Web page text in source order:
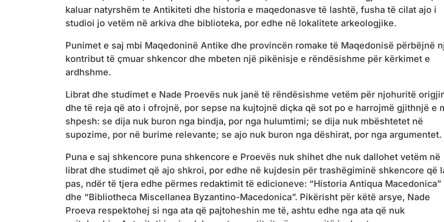
kaluar natyrshëm te Antikiteti dhe historia e maqedonasve të lashtë, fusha të cilat ajo i
studioi jo vetëm në arkiva dhe biblioteka, por edhe në lokalitete arkeologjike.
Punimet e saj mbi Maqedoninë Antike dhe provincën romake të Maqedonisë përbëjnë
kontribut të çmuar shkencor dhe mbeten një pikënisje e rëndësishme për kërkimet e
ardhshme.
Librat dhe studimet e Nade Proevës nuk janë të rëndësishme vetëm për njohuritë
dhe të reja që ato i ofrojnë, por sepse na kujtojnë diçka që sot po e harrojmë gjithnjë e
shpesh: se dija nuk buron nga bindja, por nga hulumtimi; se dija nuk mbështetet në
supozime, por në burime relevante; se ajo nuk buron nga dëshirat, por nga argumentet.
Puna e saj shkencore puna shkencore e Proevës nuk shihet dhe nuk dallohet vetëm në
librat dhe studimet që ajo shkroi, por edhe në kujdesin për trashëgiminë shkencore që
pas, ndër të tjera edhe përmes redaktimit të edicioneve: “Historia Antiqua Macedonica”
dhe “Bibliotheca Miscellanea Byzantino-Macedonica”. Pikërisht për këtë arsye, Nade
Proeva respektohej si nga ata që pajtoheshin me të, ashtu edhe nga ata që nuk